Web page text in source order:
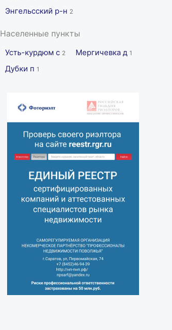
Энгельсский р-н 2
Населенные пункты
Усть-курдюм с 2 Мергичевка д 1
Дубки п 1